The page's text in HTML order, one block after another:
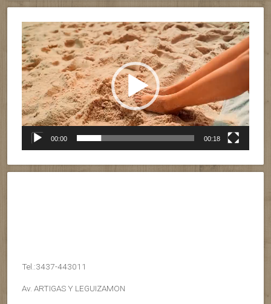
Reproductor
de
vídeo
00:00 00:18
Tel.:3437-443011
Av. ARTIGAS Y LEGUIZAMON